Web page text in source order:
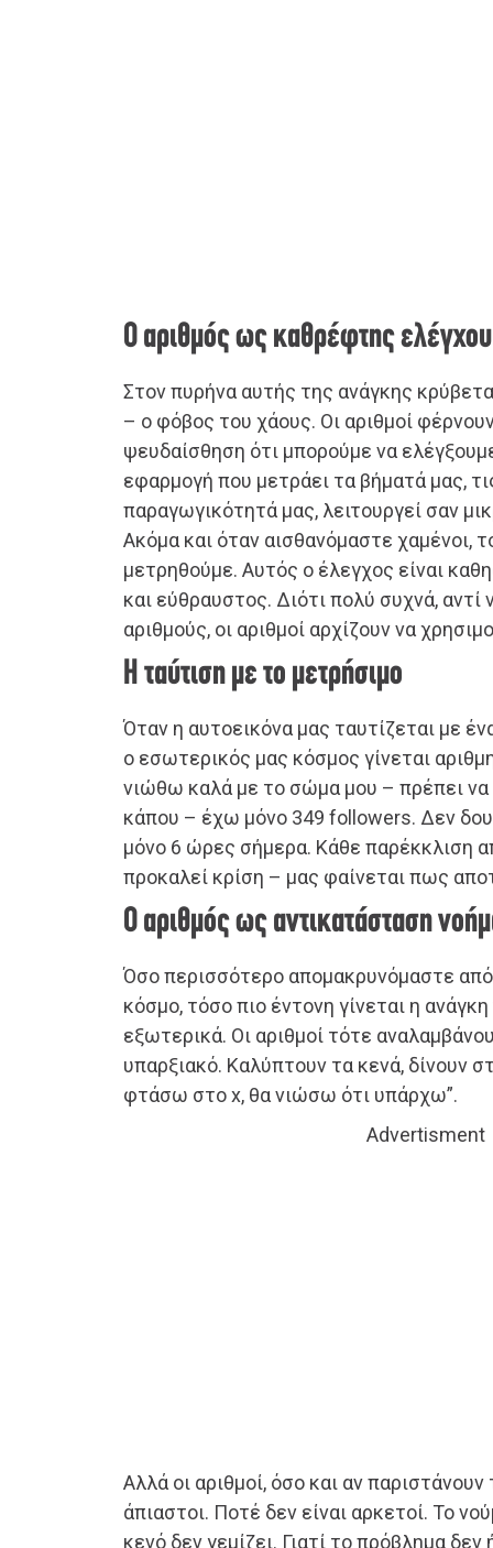
Ο αριθμός ως καθρέφτης ελέγχου
Στον πυρήνα αυτής της ανάγκης
– ο φόβος του χάους. Οι αριθμοί
ψευδαίσθηση ότι μπορούμε να
εφαρμογή που μετράει τα βήματά μας,
παραγωγικότητά μας, λειτουργεί σαν
Ακόμα και όταν αισθανόμαστε χαμένοι,
μετρηθούμε. Αυτός ο έλεγχος είναι
και εύθραυστος. Διότι πολύ συχνά, αντί
αριθμούς, οι αριθμοί αρχίζουν να
Η ταύτιση με το μετρήσιμο
Όταν η αυτοεικόνα μας ταυτίζεται με
ο εσωτερικός μας κόσμος γίνεται
νιώθω καλά με το σώμα μου – πρέπει να
κάπου – έχω μόνο 349 followers. Δεν
μόνο 6 ώρες σήμερα. Κάθε παρέκκλιση
προκαλεί κρίση – μας φαίνεται πως
Ο αριθμός ως αντικατάσταση
Όσο περισσότερο απομακρυνόμαστε
κόσμο, τόσο πιο έντονη γίνεται η
εξωτερικά. Οι αριθμοί τότε
υπαρξιακό. Καλύπτουν τα κενά, δίνουν
φτάσω στο x, θα νιώσω ότι υπάρχω”.
Advertisment
Αλλά οι αριθμοί, όσο και αν παριστάνουν
άπιαστοι. Ποτέ δεν είναι αρκετοί. Το
κενό δεν γεμίζει. Γιατί το πρόβλημα